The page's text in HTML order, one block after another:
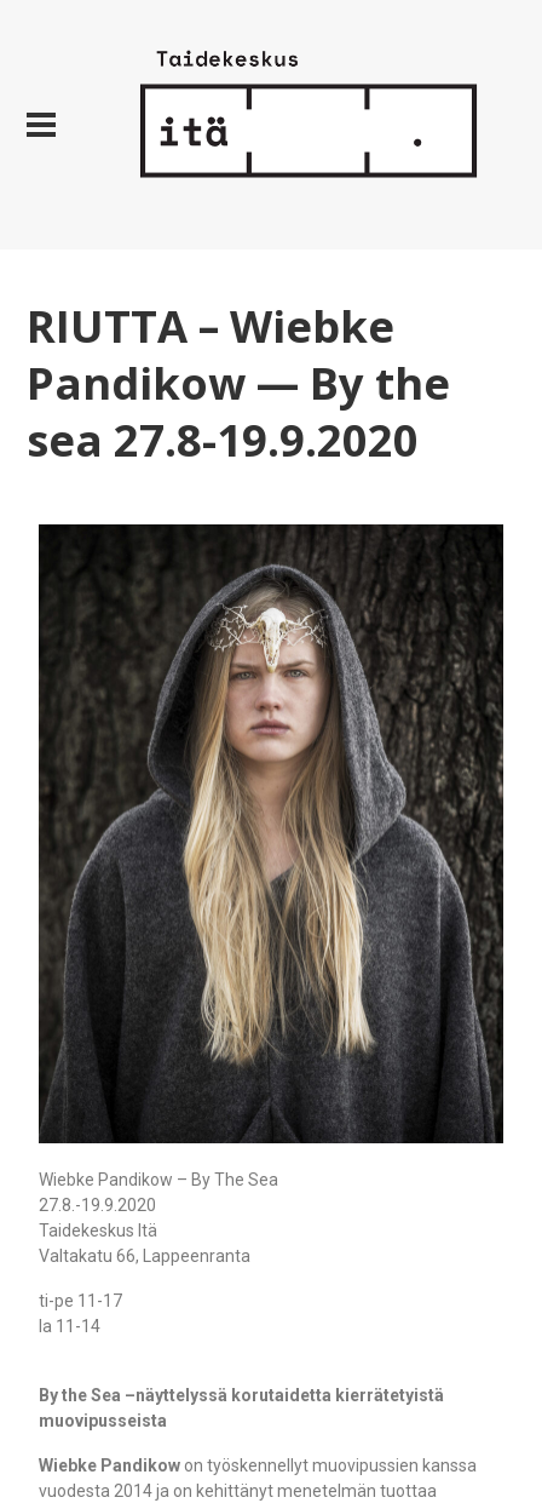
RIUTTA – Wiebke
Pandikow — By the
sea 27.8-19.9.2020
Wiebke Pandikow – By The Sea
27.8.-19.9.2020
Taidekeskus Itä
Valtakatu 66, Lappeenranta
ti-pe 11-17
la 11-14
By the Sea –näyttelyssä korutaidetta kierrätetyistä
muovipusseista
Wiebke Pandikow on työskennellyt muovipussien kanssa
vuodesta 2014 ja on kehittänyt menetelmän tuottaa